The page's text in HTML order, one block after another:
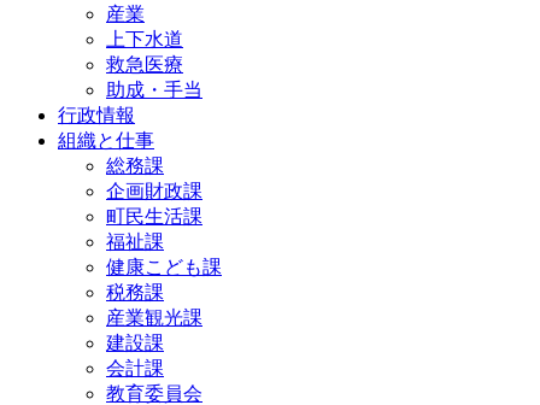
産業
上下水道
救急医療
助成・手当
行政情報
組織と仕事
総務課
企画財政課
町民生活課
福祉課
健康こども課
税務課
産業観光課
建設課
会計課
教育委員会